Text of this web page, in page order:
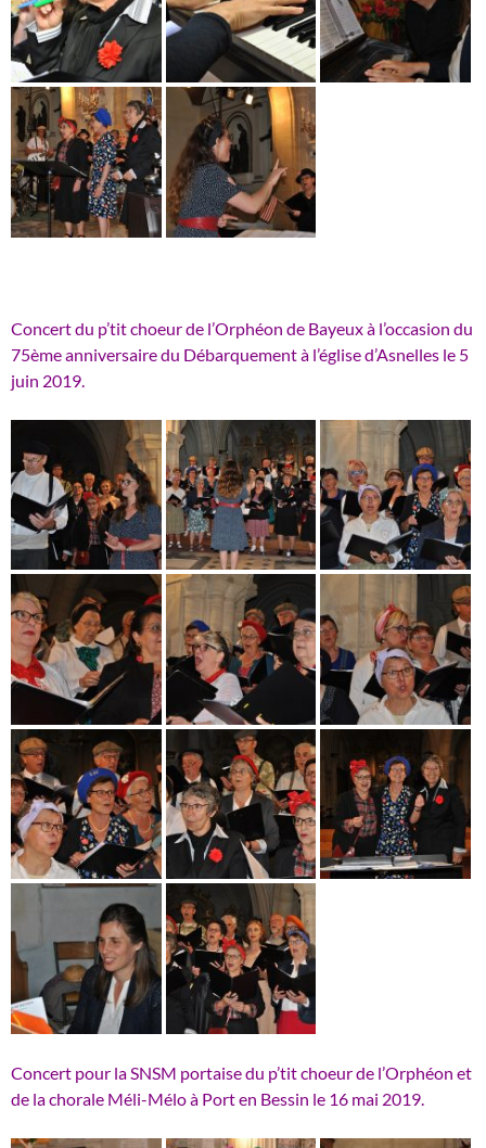
Concert du p’tit choeur de l’Orphéon de Bayeux à l’occasion du
75ème anniversaire du Débarquement à l’église d’Asnelles le 5
juin 2019.
Concert pour la SNSM portaise du p’tit choeur de l’Orphéon et
de la chorale Méli-Mélo à Port en Bessin le 16 mai 2019.